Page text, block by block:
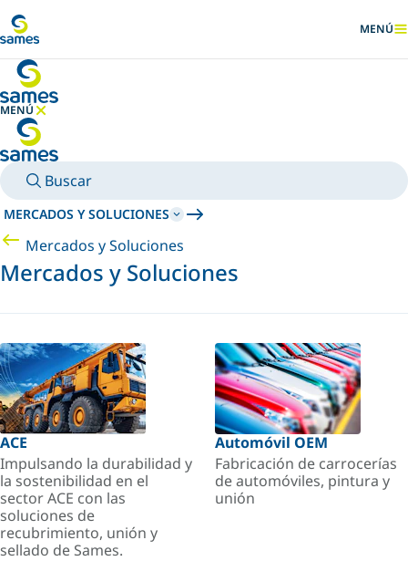
MENÚ
MENÚ
OCULTAR MENÚ
Buscar
MERCADOS Y SOLUCIONES
Mercados y Soluciones
Mercados y Soluciones
ACE
Impulsando la durabilidad y
la sostenibilidad en el
sector ACE con las
soluciones de
recubrimiento, unión y
sellado de Sames.
Automóvil OEM
Fabricación de carrocerías
de automóviles, pintura y
unión